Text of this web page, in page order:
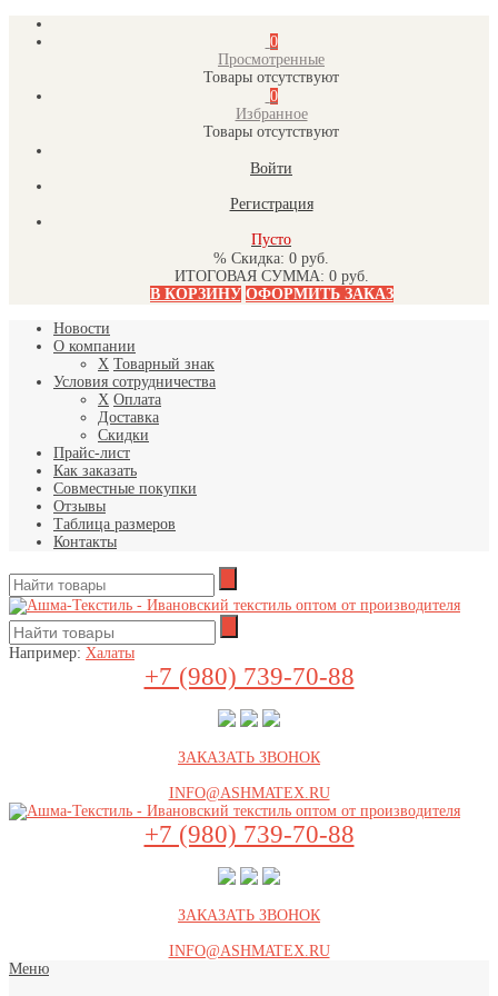
0
Просмотренные
Товары отсутствуют
0
Избранное
Товары отсутствуют
Войти
Регистрация
Пусто
% Скидка: 0 руб.
ИТОГОВАЯ СУММА: 0 руб.
В КОРЗИНУ ОФОРМИТЬ ЗАКАЗ
Новости
О компании
X Товарный знак
Условия сотрудничества
X Оплата
Доставка
Скидки
Прайс-лист
Как заказать
Совместные покупки
Отзывы
Таблица размеров
Контакты
Например: Халаты
+7 (980) 739-70-88
ЗАКАЗАТЬ ЗВОНОК
INFO@ASHMATEX.RU
+7 (980) 739-70-88
ЗАКАЗАТЬ ЗВОНОК
INFO@ASHMATEX.RU
Меню